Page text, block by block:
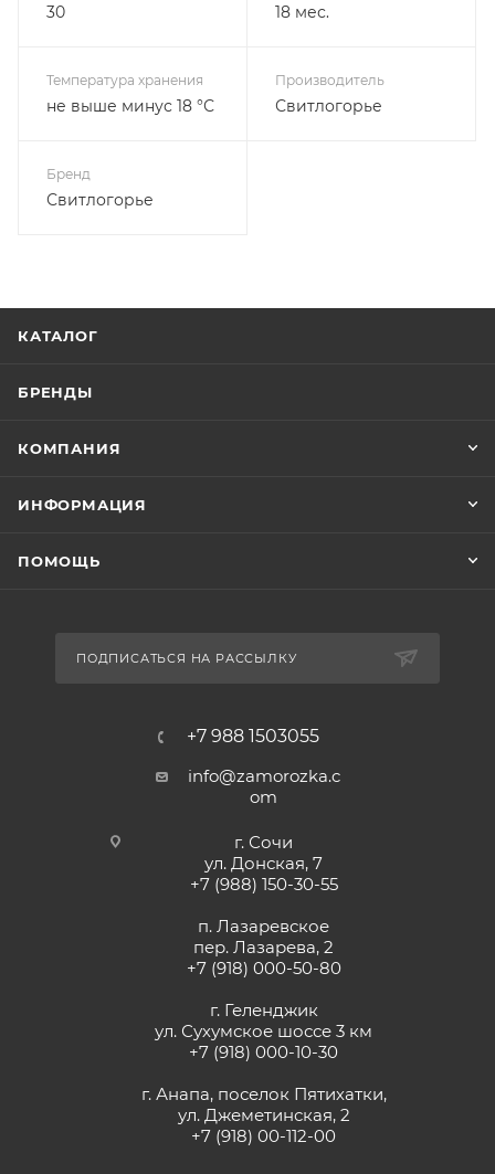
30 18 мес.
Температура хранения
не выше минус 18 °С
Производитель
Свитлогорье
Бренд
Свитлогорье
КАТАЛОГ
БРЕНДЫ
КОМПАНИЯ
ИНФОРМАЦИЯ
ПОМОЩЬ
ПОДПИСАТЬСЯ НА РАССЫЛКУ
+7 988 1503055
info@zamorozka.c
om
г. Сочи
ул. Донская, 7
+7 (988) 150-30-55
п. Лазаревское
пер. Лазарева, 2
+7 (918) 000-50-80
г. Геленджик
ул. Сухумское шоссе 3 км
+7 (918) 000-10-30
г. Анапа, поселок Пятихатки,
ул. Джеметинская, 2
+7 (918) 00-112-00